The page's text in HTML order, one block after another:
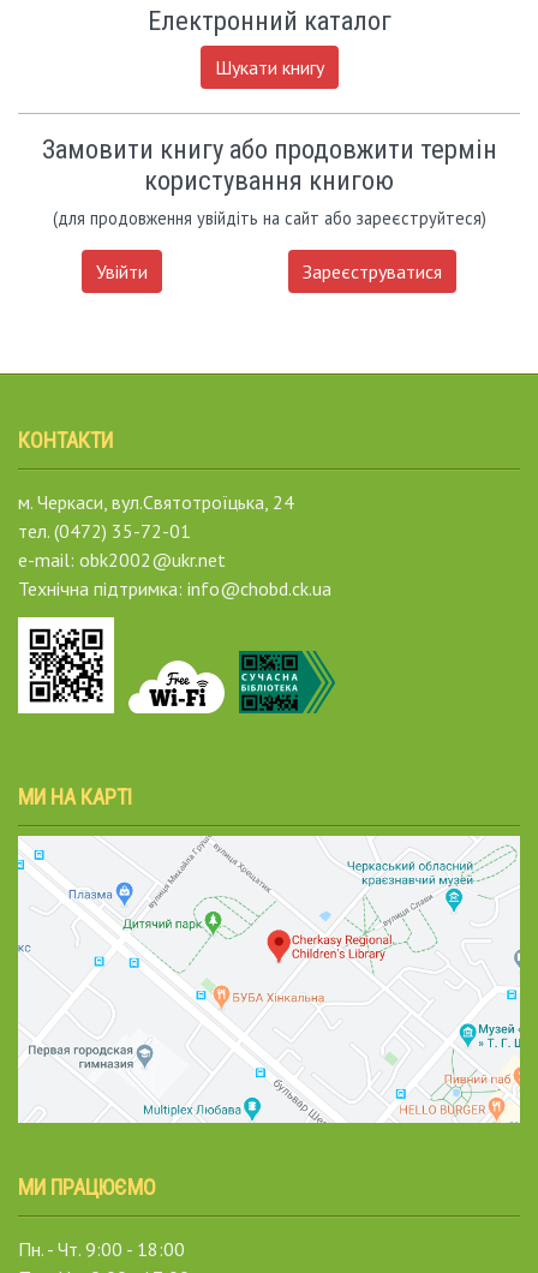
Електронний каталог
Шукати книгу
Замовити книгу або продовжити термін
користування книгою
(для продовження увійдіть на сайт або зареєструйтеся)
Увійти Зареєструватися
КОНТАКТИ
м. Черкаси, вул.Святотроїцька, 24
тел. (0472) 35-72-01
e-mail: obk2002@ukr.net
Технічна підтримка: info@chobd.ck.ua
МИ НА КАРТІ
МИ ПРАЦЮЄМО
Пн. - Чт. 9:00 - 18:00